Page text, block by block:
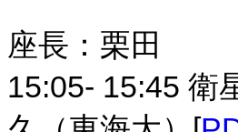
座長：栗田
15:05- 15:45